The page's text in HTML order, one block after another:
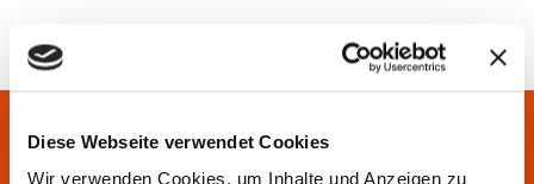
Diese Webseite verwendet Cookies
Wir verwenden Cookies, um Inhalte und Anzeigen zu
Sie haben Fragen? Wir helfen